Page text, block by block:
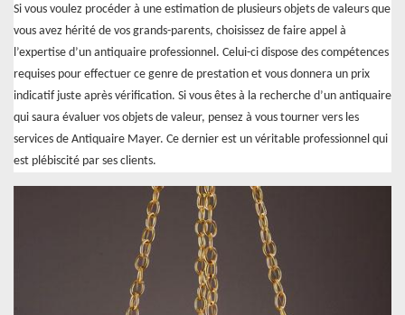
Si vous voulez procéder à une estimation de plusieurs objets de valeurs que
vous avez hérité de vos grands-parents, choisissez de faire appel à
l’expertise d’un antiquaire professionnel. Celui-ci dispose des compétences
requises pour effectuer ce genre de prestation et vous donnera un prix
indicatif juste après vérification. Si vous êtes à la recherche d’un antiquaire
qui saura évaluer vos objets de valeur, pensez à vous tourner vers les
services de Antiquaire Mayer. Ce dernier est un véritable professionnel qui
est plébiscité par ses clients.